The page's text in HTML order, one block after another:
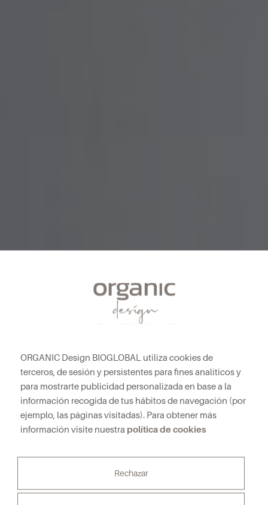
MUEBLES DE
ESENCIA
ORGANIC Design es una propuesta de mobiliario con
ORGANIC Design BIOGLOBAL utiliza cookies de
terceros, de sesión y persistentes para fines analíticos y
para mostrarte publicidad personalizada en base a la
información recogida de tus hábitos de navegación (por
ejemplo, las páginas visitadas). Para obtener más
información visite nuestra política de cookies
Rechazar